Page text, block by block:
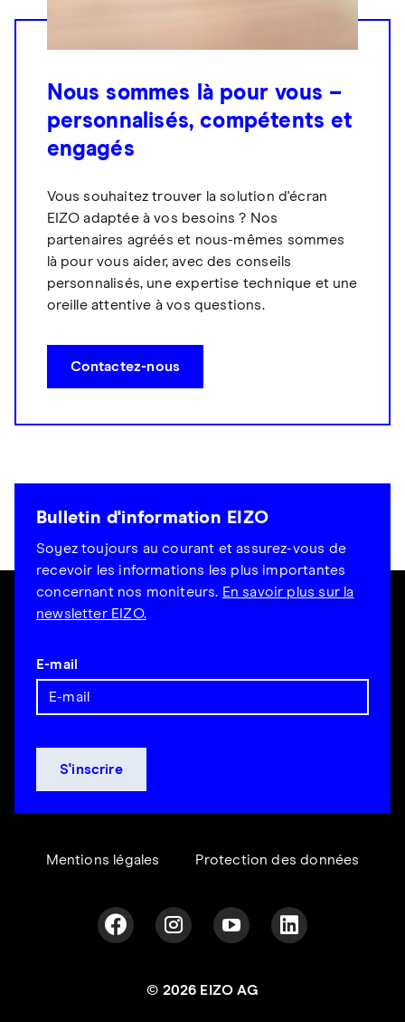
Nous sommes là pour vous –
personnalisés, compétents et
engagés
Vous souhaitez trouver la solution d'écran
EIZO adaptée à vos besoins ? Nos
partenaires agréés et nous-mêmes sommes
là pour vous aider, avec des conseils
personnalisés, une expertise technique et une
oreille attentive à vos questions.
Contactez-nous
Bulletin d'information EIZO
Soyez toujours au courant et assurez-vous de
recevoir les informations les plus importantes
concernant nos moniteurs. En savoir plus sur la
newsletter EIZO.
E-mail
Mentions légales Protection des données
© 2026 EIZO AG